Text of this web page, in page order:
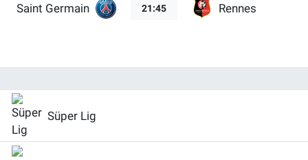
Saint Germain 21:45 Rennes
Süper Lig